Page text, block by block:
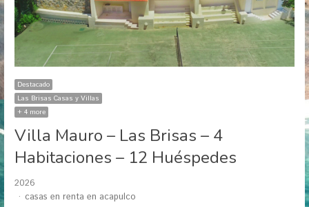
Destacado
Las Brisas Casas y Villas
+ 4 more
Villa Mauro – Las Brisas – 4
Habitaciones – 12 Huéspedes
2026
Author
casas en renta en acapulco